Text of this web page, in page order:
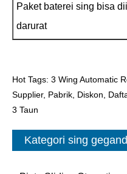
Paket baterei sing bisa
darurat
Hot Tags: 3 Wing Automatic
Supplier, Pabrik, Diskon,
3 Taun
Kategori sing